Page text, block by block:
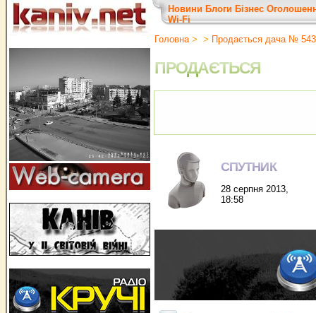
Новини Блоги Бізнес
Wi-Fi
Головна> > Продається дача № 543
ПРОДАЄТЬСЯ
СПУТНИК
28 серпня 2013,
18:58